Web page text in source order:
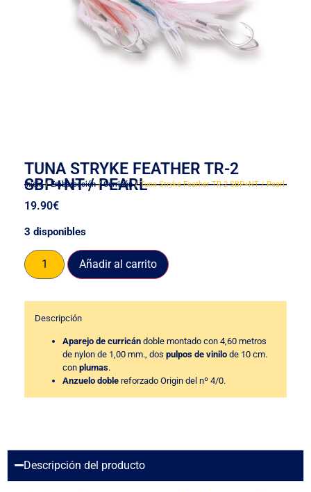
TUNA STRYKE FEATHER TR-2
SBP+NT / PEARL
Inicio/Embarcación/Curricán/ Tuna Stryke Feather TR-2 SBP+NT / Pearl
19.90€
3 disponibles
Añadir al carrito
Descripción
Aparejo de curricán doble montado con 4,60 metros
de nylon de 1,00 mm., dos pulpos de vinilo de 10 cm.
con plumas.
Anzuelo doble reforzado Origin del nº 4/0.
Descripción del producto